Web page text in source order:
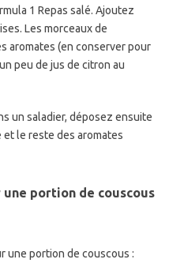
1 Repas salé. Ajoutez
Les morceaux de
aromates (en conserver pour
peu de jus de citron au
un saladier, déposez ensuite
et le reste des aromates
portion de couscous
une portion de couscous :